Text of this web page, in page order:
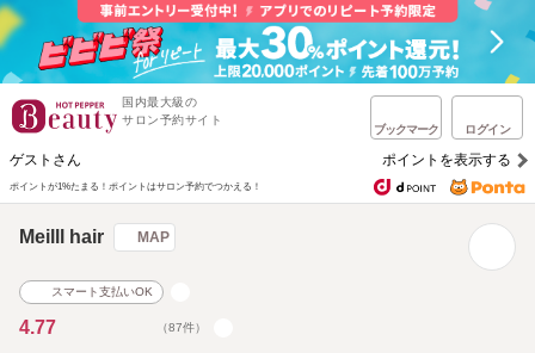
国内最大級の
サロン予約サイト
ブックマーク ログイン
ゲストさん ポイントを表示する
ポイントが1%たまる！ ポイントはサロン予約でつかえる！
Meilll hair MAP
スマート支払いOK
4.77 （87件）